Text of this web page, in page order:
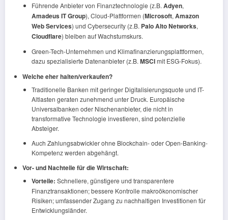
Führende Anbieter von Finanztechnologie (z.B. Adyen,
Amadeus IT Group), Cloud-Plattformen (Microsoft, Amazon
Web Services) und Cybersecurity (z.B. Palo Alto Networks,
Cloudflare) bleiben auf Wachstumskurs.
Green-Tech-Unternehmen und Klimafinanzierungsplattformen,
dazu spezialisierte Datenanbieter (z.B. MSCImit ESG-Fokus).
Welche eher halten/verkaufen?
Traditionelle Banken mit geringer Digitalisierungsquote und IT-
Altlasten geraten zunehmend unter Druck. Europäische
Universalbanken oder Nischenanbieter, die nicht in
transformative Technologie investieren, sind potenzielle
Absteiger.
Auch Zahlungsabwickler ohne Blockchain- oder Open-Banking-
Kompetenz werden abgehängt.
Vor- und Nachteile für die Wirtschaft:
Vorteile: Schnellere, günstigere und transparentere
Finanztransaktionen; bessere Kontrolle makroökonomischer
Risiken; umfassender Zugang zu nachhaltigen Investitionen für
Entwicklungsländer.